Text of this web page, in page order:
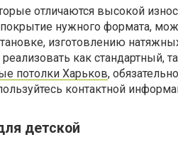
отличаются высокой
нужного формата,
изготовлению
как стандартный,
потолки Харьков,
контактной
детской